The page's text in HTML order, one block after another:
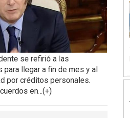
se refirió a las
llegar a fin de mes y al
por créditos personales.
en...(+)